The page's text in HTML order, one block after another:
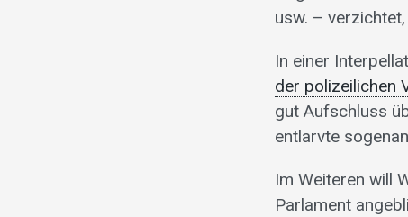
usw. –
In einer
der polizeilichen
gut Aufschluss
entlarvte
Im Weiteren will
Parlament